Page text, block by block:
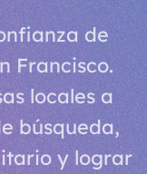
de
Francisco.
locales a
búsqueda,
y lograr